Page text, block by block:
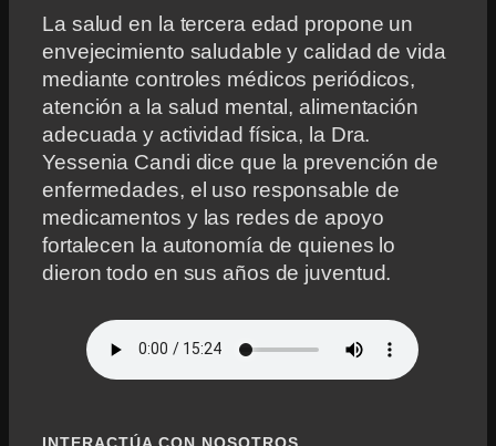
La salud en la tercera edad propone un
envejecimiento saludable y calidad de vida
mediante controles médicos periódicos,
atención a la salud mental, alimentación
adecuada y actividad física, la Dra.
Yessenia Candi dice que la prevención de
enfermedades, el uso responsable de
medicamentos y las redes de apoyo
fortalecen la autonomía de quienes lo
dieron todo en sus años de juventud.